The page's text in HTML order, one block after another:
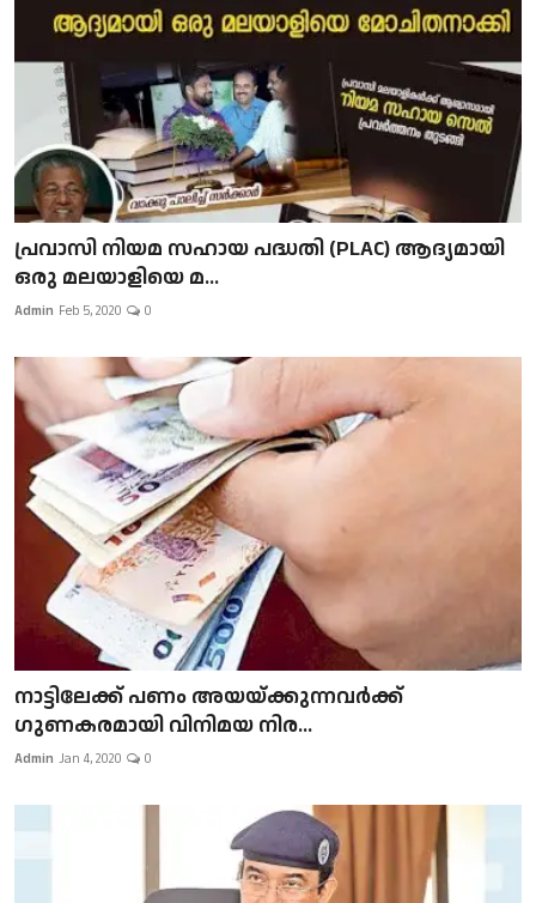
പ്രവാസി നിയമ സഹായ പദ്ധതി (PLAC) ആദ്യമായി
ഒരു മലയാളിയെ മ...
Admin Feb 5, 2020 0
നാട്ടിലേക്ക് പണം അയയ്ക്കുന്നവർക്ക്
ഗുണകരമായി വിനിമയ നിര...
Admin Jan 4, 2020 0